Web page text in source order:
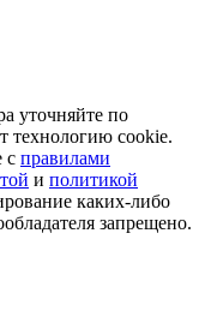
уточняйте по
технологию cookie.
с правилами
и политикой
каких-либо
запрещено.